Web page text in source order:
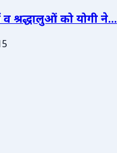
व श्रद्धालुओं को योगी ने...